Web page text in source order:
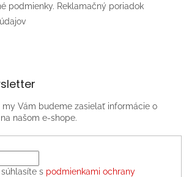
podmienky. Reklamačný poriadok
Vám budeme zasielať informácie o
našom e-shope.
s podmienkami ochrany